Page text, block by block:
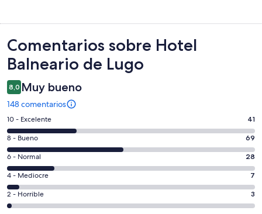
Comentarios
Comentarios sobre Hotel
Balneario de Lugo
8,0 Muy bueno
148 comentarios
41
comentarios
de
un
total
de
148
con
10 - Excelente 41
69
comentarios
de
un
total
de
8 - Bueno 69
28
comentarios
de
un
total
6 - Normal 28
7
comentarios
de
4 - Mediocre 7
3
comentarios
2 - Horrible 3